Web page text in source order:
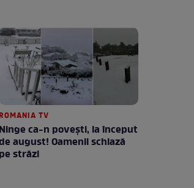
TV
Ninge ca-n povești, la început
august! Oamenii schiază
pe străzi